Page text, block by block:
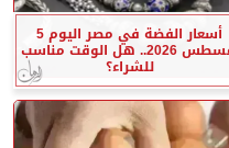
أسعار الفضة في مصر اليوم 5
أغسطس 2026.. هل الوقت مناسب
للشراء؟